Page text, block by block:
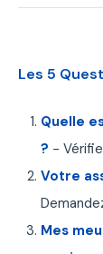
Les 5
Quelle
? -
Votre
Mes